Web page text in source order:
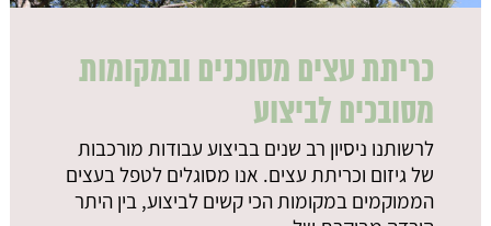
כריתת עצים מסוכנים ובמקומות
מסובכים לביצוע
לרשותנו ניסיון רב שנים בביצוע עבודות מורכבות
של גיזום וכריתת עצים. אנו מסוגלים לטפל בעצים
הממוקמים במקומות הכי קשים לביצוע, בין היתר